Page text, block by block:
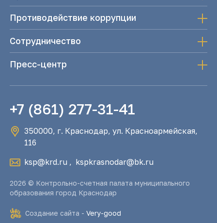
Противодействие коррупции
Сотрудничество
Пресс-центр
+7 (861) 277-31-41
350000, г. Краснодар, ул. Красноармейская,
116
ksp@krd.ru , kspkrasnodar@bk.ru
2026 © Контрольно-счетная палата муниципального
образования город Краснодар
Создание сайта - Very-good